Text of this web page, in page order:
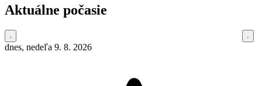
Aktuálne počasie
dnes, nedeľa 9. 8. 2026